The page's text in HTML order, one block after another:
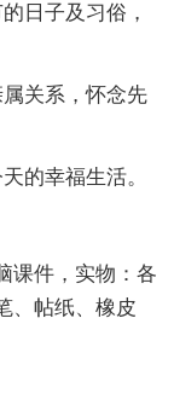
日子及习俗，
关系，怀念先
的幸福生活。
课件，实物：各
、帖纸、橡皮